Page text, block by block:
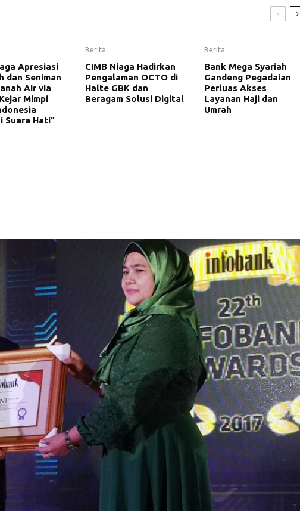
Apresiasi
dan Seniman
Air via
Mimpi
Suara Hati”
Berita
CIMB Niaga Hadirkan
Pengalaman OCTO di
Halte GBK dan
Beragam Solusi Digital
Berita
Bank Mega Syariah
Gandeng Pegadaian
Perluas Akses
Layanan Haji dan
Umrah